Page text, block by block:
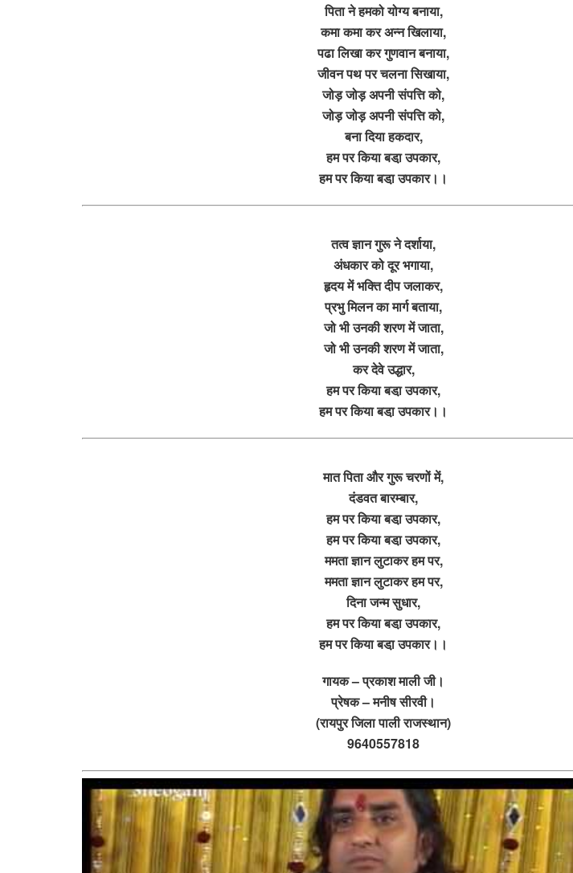
पिता ने हमको योग्य बनाया,
कमा कमा कर अन्न खिलाया,
पढा लिखा कर गुणवान बनाया,
जीवन पथ पर चलना सिखाया,
जोड़ जोड़ अपनी संपत्ति को,
जोड़ जोड़ अपनी संपत्ति को,
बना दिया हकदार,
हम पर किया बडा़ उपकार,
हम पर किया बडा़ उपकार।।
तत्व ज्ञान गुरू ने दर्शाया,
अंधकार को दूर भगाया,
हृदय में भक्ति दीप जलाकर,
प्रभु मिलन का मार्ग बताया,
जो भी उनकी शरण में जाता,
जो भी उनकी शरण में जाता,
कर देवे उद्धार,
हम पर किया बडा़ उपकार,
हम पर किया बडा़ उपकार।।
मात पिता और गुरू चरणों में,
दंडवत बारम्बार,
हम पर किया बडा़ उपकार,
हम पर किया बडा़ उपकार,
ममता ज्ञान लुटाकर हम पर,
ममता ज्ञान लुटाकर हम पर,
दिना जन्म सुधार,
हम पर किया बडा़ उपकार,
हम पर किया बडा़ उपकार।।
गायक – प्रकाश माली जी।
प्रेषक – मनीष सीरवी।
(रायपुर जिला पाली राजस्थान)
9640557818